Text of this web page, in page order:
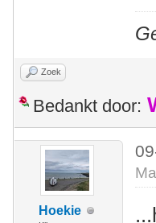
Zoek
Bedankt door:
Hoekie